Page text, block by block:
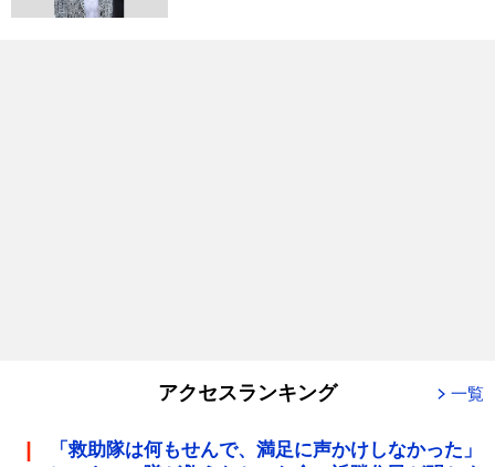
アクセスランキング 一覧
「救助隊は何もせんで、満足に声かけしなかった」